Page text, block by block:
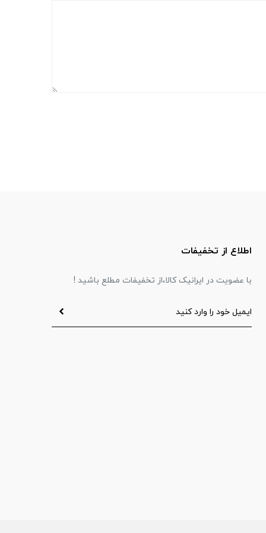
اطلاع از تخفیفات
با عضویت در ایرانیک کالا،از تخفیفات مطلع باشید !